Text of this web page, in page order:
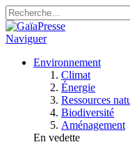
Naviguer
Environnement
Climat
Énergie
Ressources
Biodiversité
Aménagement
En vedette